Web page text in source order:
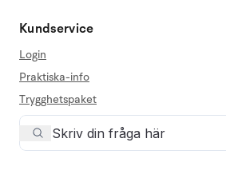
Kundservice
Login
Praktiska-info
Trygghetspaket